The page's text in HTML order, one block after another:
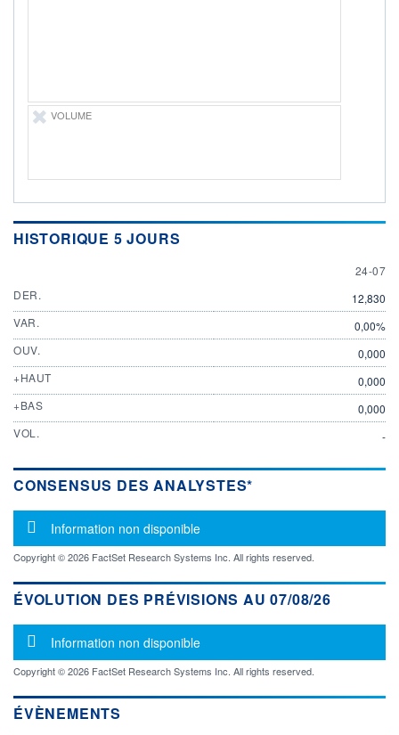
VOLUME
HISTORIQUE 5 JOURS
24 JULY
24-07
DER.
12,830
VAR.
0,00%
OUV.
0,000
+HAUT
0,000
+BAS
0,000
VOL.
-
CONSENSUS DES ANALYSTES*
Message d'information
Information non disponible
Copyright © 2026 FactSet Research Systems Inc. All rights reserved.
ÉVOLUTION DES PRÉVISIONS AU 07/08/26
Message d'information
Information non disponible
Copyright © 2026 FactSet Research Systems Inc. All rights reserved.
ÉVÈNEMENTS